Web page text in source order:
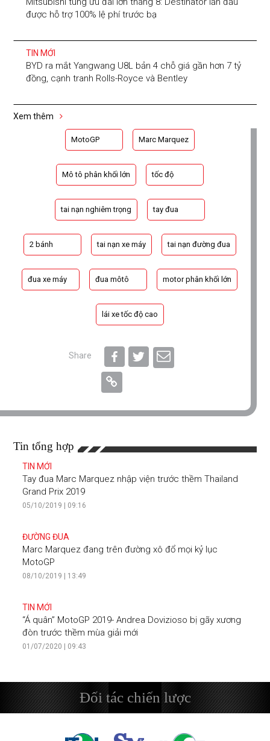
được hỗ trợ 100% lệ phí trước bạ
TIN MỚI
BYD ra mắt Yangwang U8L bản 4 chỗ giá gần hơn 7 tỷ
đồng, cạnh tranh Rolls-Royce và Bentley
Xem thêm
MotoGP Marc Marquez
Mô tô phân khối lớn tốc độ
tai nạn nghiêm trọng tay đua
2 bánh tai nạn xe máy tai nạn đường đua
đua xe máy đua môtô motor phân khối lớn
lái xe tốc độ cao
Share
Tin tổng hợp
TIN MỚI
Tay đua Marc Marquez nhập viện trước thềm Thailand
Grand Prix 2019
05/10/2019 | 09:16
ĐƯỜNG ĐUA
Marc Marquez đang trên đường xô đổ mọi kỷ lục
MotoGP
08/10/2019 | 13:49
TIN MỚI
“Á quân” MotoGP 2019- Andrea Dovizioso bị gãy xương
đòn trước thềm mùa giải mới
01/07/2020 | 09:43
Đối tác chiến lược